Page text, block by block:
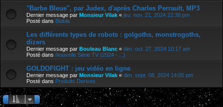
"Barbe Bleue", par Judex, d'après Charles Perrault, MP3
Dernier message par Monsieur Vilak « jeu. nov. 21, 2024 22:38 pm
Posté dans Blabla
Les différents types de robots : golgoths, monstrogoths,
dizers
Dernier message par Bouleau Blanc « dim. oct. 27, 2024 10:17 am
Posté dans Nouvelle Série TV (2024 - ...)
GOLDOFIGHT : jeu vidéo en ligne
Dernier message par Monsieur Vilak « dim. sept. 08, 2024 14:05 pm
Posté dans Produits Derives